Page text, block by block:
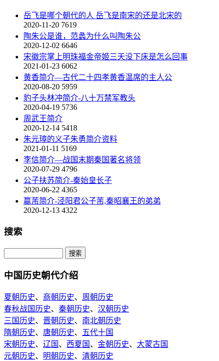
岳飞是哪个朝代的人 岳飞是南宋的还是北宋的
2020-11-20 7619
陶朱公是谁，范蠡为什么叫陶朱公
2020-12-02 6646
宋徽宗掌上明珠福金帝姬三天没下床是怎么回事
2021-01-23 6062
黄香简介—古代二十四孝黄香温席的主人公
2020-08-20 5959
豹子头林冲简介-八十万禁军教头
2020-04-19 5736
周武王简介
2020-12-14 5418
朱元璋的义子朱勇简介资料
2021-01-11 5169
李信简介—战国末期秦国著名将领
2020-07-29 4796
公子扶苏简介-秦始皇长子
2020-06-22 4365
嬴芾简介-泾阳君公子芾,秦昭襄王的弟弟
2020-12-13 4322
搜索
中国历史朝代介绍
夏朝历史、 商朝历史、 周朝历史
春秋战国历史、 秦朝历史、 汉朝历史
三国历史、 晋朝历史、 南北朝历史
隋朝历史、 唐朝历史、
五代十国
宋朝历史、 辽国 、 西夏国 、 金朝历史、 大蒙古国
元朝历史、 明朝历史、 清朝历史